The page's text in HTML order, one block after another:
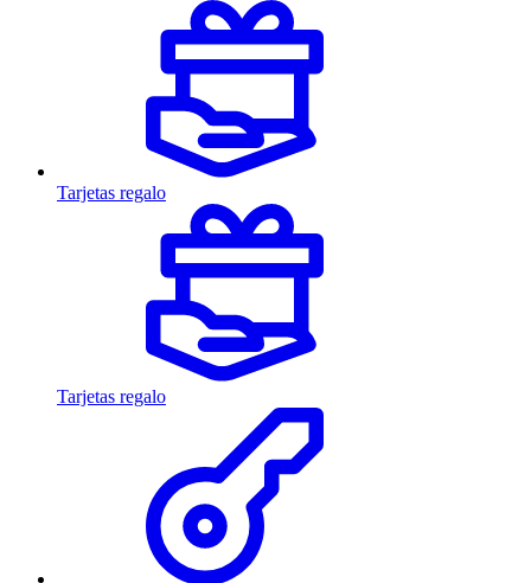
Tarjetas regalo
Tarjetas regalo